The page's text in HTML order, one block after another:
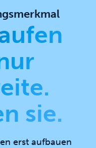
sie.
erst aufbauen